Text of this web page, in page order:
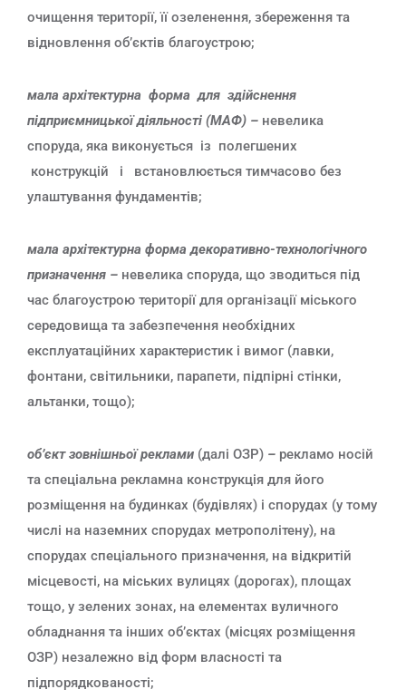
очищення території, її озеленення, збереження та
відновлення об’єктів благоустрою;
мала архітектурна форма для здійснення
підприємницької діяльності (МАФ) – невелика
споруда, яка виконується із полегшених
конструкцій і встановлюється тимчасово без
улаштування фундаментів;
мала архітектурна форма декоративно-технологічного
призначення – невелика споруда, що зводиться під
час благоустрою території для організації міського
середовища та забезпечення необхідних
експлуатаційних характеристик і вимог (лавки,
фонтани, світильники, парапети, підпірні стінки,
альтанки, тощо);
об’єкт зовнішньої реклами (далі ОЗР) – рекламо носій
та спеціальна рекламна конструкція для його
розміщення на будинках (будівлях) і спорудах (у тому
числі на наземних спорудах метрополітену), на
спорудах спеціального призначення, на відкритій
місцевості, на міських вулицях (дорогах), площах
тощо, у зелених зонах, на елементах вуличного
обладнання та інших об’єктах (місцях розміщення
ОЗР) незалежно від форм власності та
підпорядкованості;